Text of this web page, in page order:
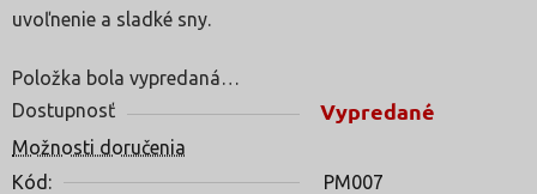
uvoľnenie a sladké sny.
Položka bola vypredaná…
Dostupnosť
Vypredané
Možnosti doručenia
Kód:
PM007